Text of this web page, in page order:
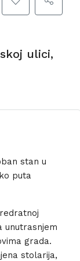
ulici,
stan u
puta
unutrasnjem
grada.
stolarija,